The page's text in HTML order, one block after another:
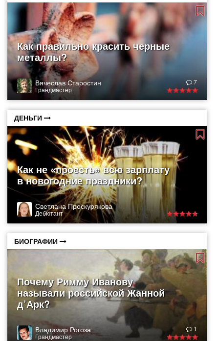
Как правильно красить черные
металлы?
Вячеслав Старостин
Грандмастер
7
ДЕНЬГИ
Как не «проесть» всю зарплату
в новогодние праздники?
Светлана Проскурякова
Дебютант
БИОГРАФИИ
Почему Римму Иванову
называли российской Жанной
д’Арк?
Владимир Рогоза
Грандмастер
1